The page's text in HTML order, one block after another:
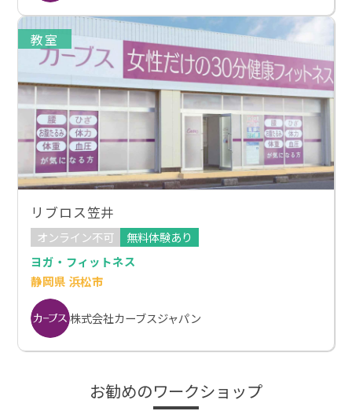
教室
リブロス笠井
オンライン不可
無料体験あり
ヨガ・フィットネス
静岡県 浜松市
株式会社カーブスジャパン
お勧めのワークショップ